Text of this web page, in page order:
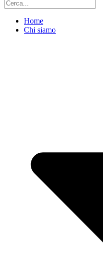
Home
Chi siamo